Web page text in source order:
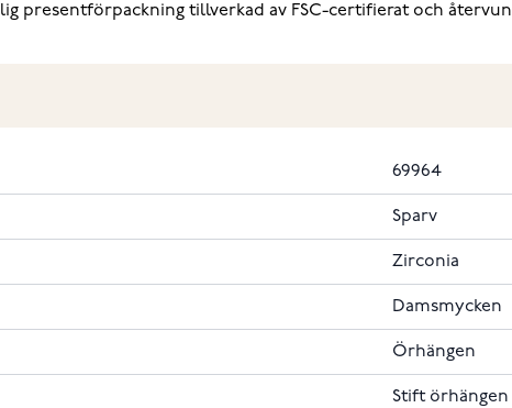
presentförpackning tillverkad av FSC-certifierat och
69964
Sparv
Zirconia
Damsmycken
Örhängen
Stift örhängen